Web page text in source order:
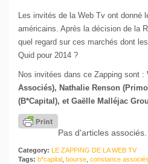
Les invités de la Web Tv ont donné
américains. Après la décision de la
quel regard sur ces marchés dont
Quid pour 2014 ?
Nos invitées dans ce Zapping sont :
Associés), Nathalie Renson
(B*Capital), et Gaëlle Malléjac
Pas d'articles associés.
Category: LE ZAPPING DE LA WEB TV
Tags: b*capital bourse constance associés